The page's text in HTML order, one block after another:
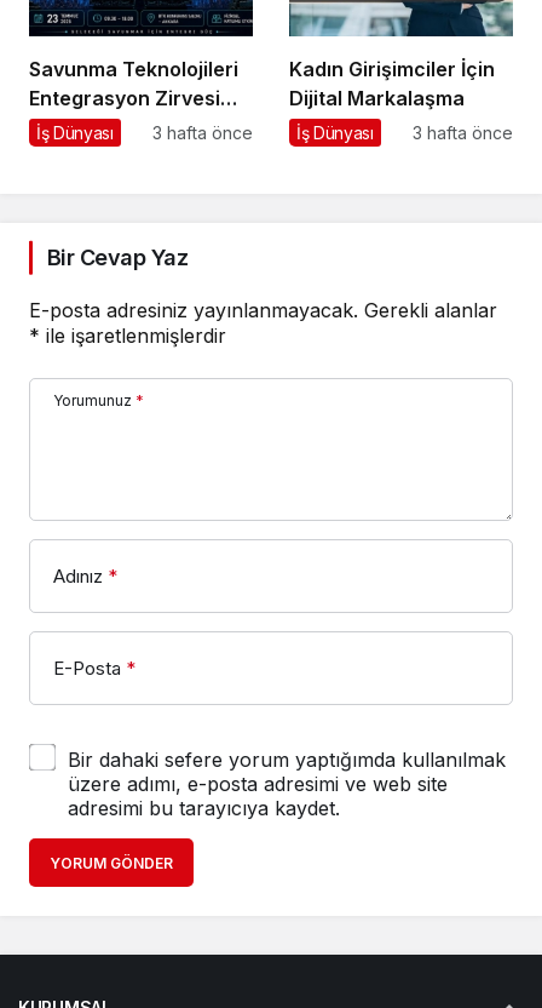
Savunma Teknolojileri
Entegrasyon Zirvesi
Ankara’da
İş Dünyası 3 hafta önce
Kadın Girişimciler İçin
Dijital Markalaşma
İş Dünyası 3 hafta önce
Bir Cevap Yaz
E-posta adresiniz yayınlanmayacak. Gerekli alanlar
* ile işaretlenmişlerdir
Yorumunuz *
Adınız *
E-Posta *
Bir dahaki sefere yorum yaptığımda kullanılmak
üzere adımı, e-posta adresimi ve web site
adresimi bu tarayıcıya kaydet.
YORUM GÖNDER